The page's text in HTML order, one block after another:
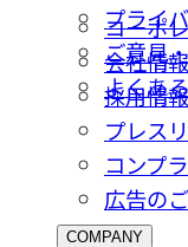
プライ
ご意⾒
よくあ
コーポ
会社情報
採⽤情報
プレス
コンプ
広告の
COMPANY